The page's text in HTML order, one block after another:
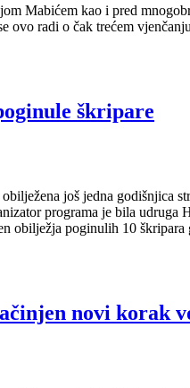
Mabićem kao i pred
ovo radi o čak trećem
škripare
još jedna godišnjica
programa je bila udruga
obilježja poginulih 10
novi korak